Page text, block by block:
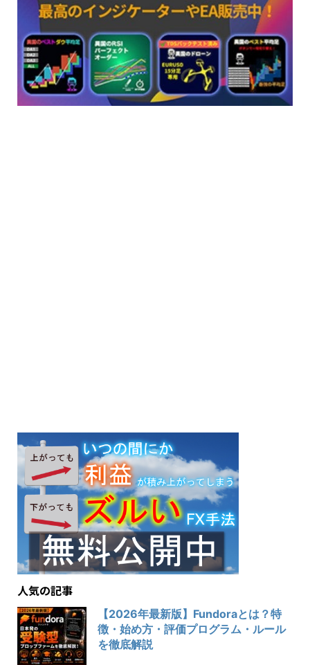
人気の記事
【2026年最新版】Fundoraとは？特
徴・始め方・評価プログラム・ルール
を徹底解説